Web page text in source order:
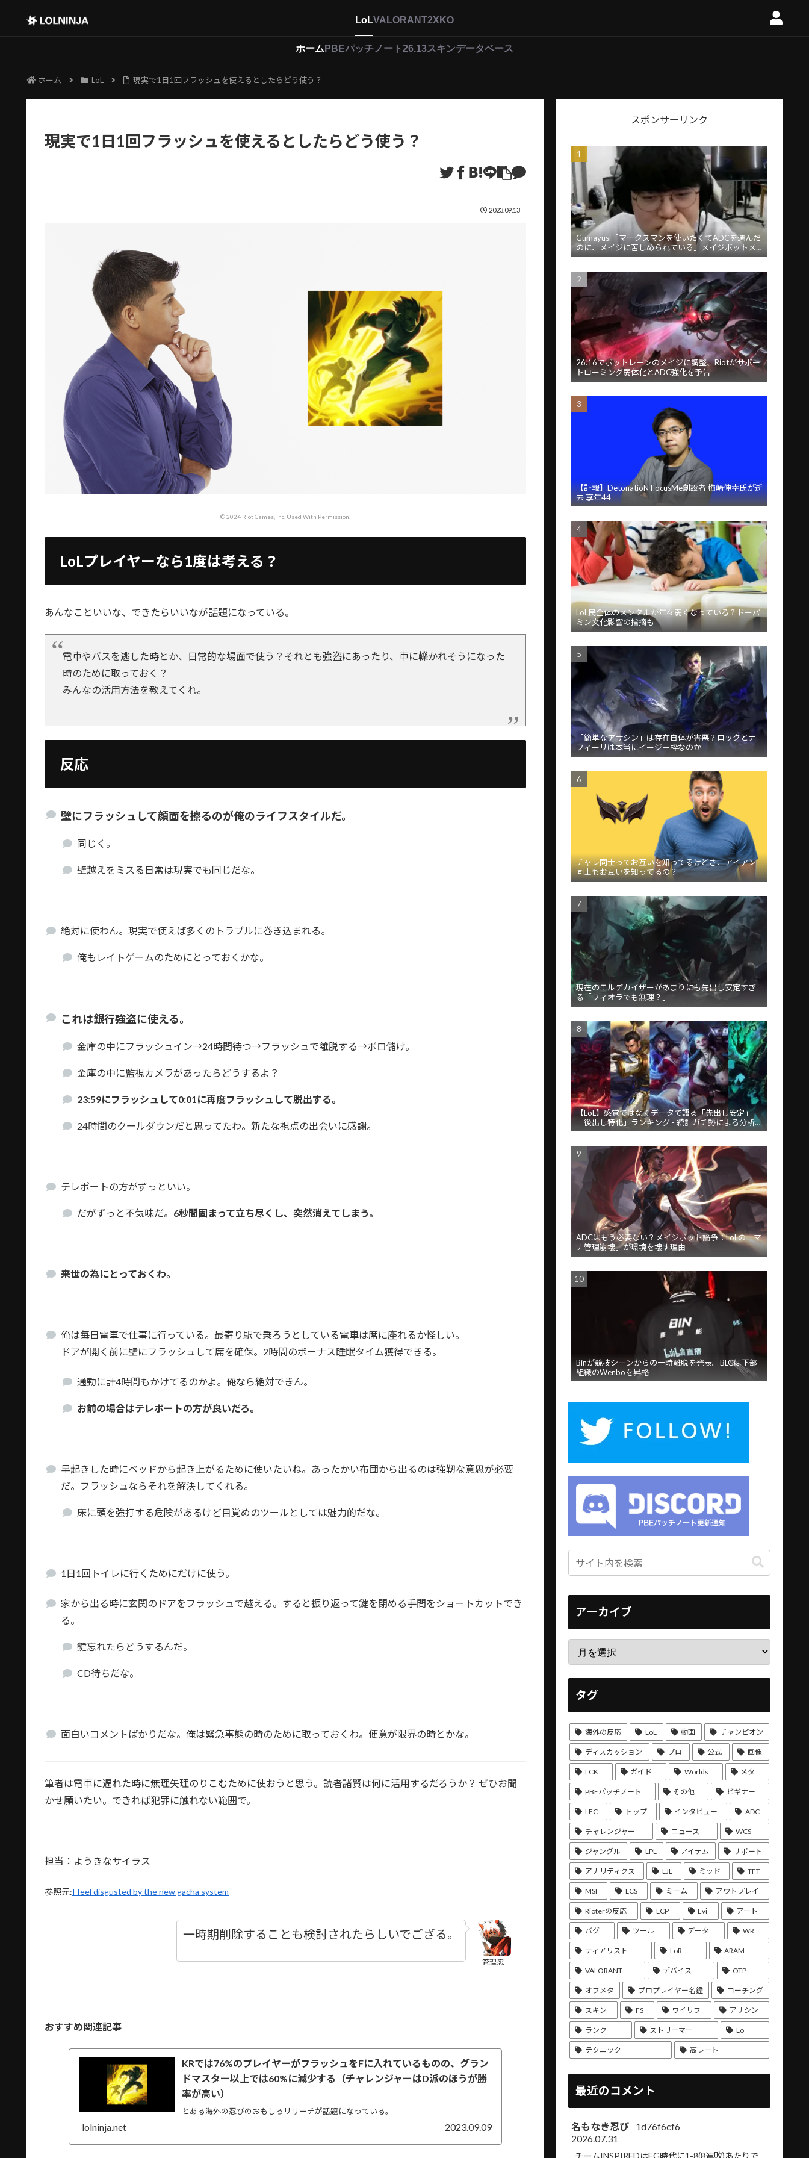
LoLVALORANT2XKO
ホーム PBEパッチノート26.13スキンデータベース
ホーム LoL 現実で1日1回フラッシュを使えるとしたらどう使う？
現実で1日1回フラッシュを使えるとしたらどう使う？
2023.09.13
© 2024 Riot Games, Inc. Used With Permission.
LoLプレイヤーなら1度は考える？
あんなこといいな、できたらいいなが話題になっている。
電車やバスを逃した時とか、日常的な場面で使う？それとも強盗にあったり、車に轢かれそうになった
時のために取っておく？
みんなの活用方法を教えてくれ。
反応
壁にフラッシュして顔面を擦るのが俺のライフスタイルだ。
同じく。
壁越えをミスる日常は現実でも同じだな。
絶対に使わん。現実で使えば多くのトラブルに巻き込まれる。
俺もレイトゲームのためにとっておくかな。
これは銀行強盗に使える。
金庫の中にフラッシュイン→24時間待つ→フラッシュで離脱する→ボロ儲け。
金庫の中に監視カメラがあったらどうするよ？
23:59にフラッシュして0:01に再度フラッシュして脱出する。
24時間のクールダウンだと思ってたわ。新たな視点の出会いに感謝。
テレポートの方がずっといい。
だがずっと不気味だ。 6秒間固まって立ち尽くし、突然消えてしまう。
来世の為にとっておくわ。
俺は毎日電車で仕事に行っている。最寄り駅で乗ろうとしている電車は席に座れるか怪しい。
ドアが開く前に壁にフラッシュして席を確保。2時間のボーナス睡眠タイム獲得できる。
通勤に計4時間もかけてるのかよ。俺なら絶対できん。
お前の場合はテレポートの方が良いだろ。
早起きした時にベッドから起き上がるために使いたいね。あったかい布団から出るのは強靭な意思が必要
だ。フラッシュならそれを解決してくれる。
床に頭を強打する危険があるけど目覚めのツールとしては魅力的だな。
1日1回トイレに行くためにだけに使う。
家から出る時に玄関のドアをフラッシュで越える。すると振り返って鍵を閉める手間をショートカットでき
る。
鍵忘れたらどうするんだ。
CD待ちだな。
面白いコメントばかりだな。俺は緊急事態の時のために取っておくわ。便意が限界の時とかな。
筆者は電車に遅れた時に無理矢理のりこむために使おうと思う。読者諸賢は何に活用するだろうか？ ぜひお聞
かせ願いたい。できれば犯罪に触れない範囲で。
担当：ようきなサイラス
参照元:I feel disgusted by the new gacha system
管理忍
一時期削除することも検討されたらしいでござる。
おすすめ関連記事
KRでは76%のプレイヤーがフラッシュをFに入れているものの、グラン
ドマスター以上では60%に減少する（チャレンジャーはD派のほうが勝
率が高い）
とある海外の忍びのおもしろリサーチが話題になっている。
lolninja.net 2023.09.09
スポンサーリンク
Gumayusi「マークスマンを使いたくてADCを選んだ
のに、メイジに苦しめられている」メイジボットメ
タに苦言
26.16でボットレーンのメイジに調整、Riotがサポー
トローミング弱体化とADC強化を予告
【訃報】DetonatioN FocusMe創設者 梅崎伸幸氏が逝
去 享年44
LoL民全体のメンタルが年々弱くなっている？ドーパ
ミン文化影響の指摘も
「簡単なアサシン」は存在自体が害悪？ロックとナ
フィーリは本当にイージー枠なのか
チャレ同士ってお互いを知ってるけどさ、アイアン
同士もお互いを知ってるの？
現在のモルデカイザーがあまりにも先出し安定すぎ
る「フィオラでも無理？」
【LoL】感覚ではなくデータで語る「先出し安定」
「後出し特化」ランキング - 統計ガチ勢による分析が
話題
ADCはもう必要ない？メイジボット論争：LoLの「マ
ナ管理崩壊」が環境を壊す理由
Binが競技シーンからの一時離脱を発表。BLGは下部
組織のWenboを昇格
アーカイブ
タグ
海外の反応 LoL 動画 チャンピオン
ディスカッション プロ 公式 画像
LCK ガイド Worlds メタ
PBEパッチノート その他 ビギナー
LEC トップ インタビュー ADC
チャレンジャー ニュース WCS
ジャングル LPL アイテム サポート
アナリティクス LJL ミッド TFT
MSI LCS ミーム アウトプレイ
Rioterの反応 LCP Evi アート
バグ ツール データ WR
ティアリスト LoR ARAM
VALORANT デバイス OTP
オフメタ プロプレイヤー名鑑 コーチング
スキン FS ワイリフ アサシン
ランク ストリーマー Lo
テクニック 高レート
最近のコメント
名もなき忍び
1d76f6cf6
2026.07.31
チームINSPIREDはEG時代に1-8(8連敗)あたりで